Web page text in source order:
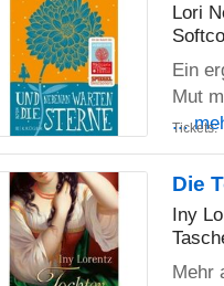
Lori
Ein
Mut
...
Tickets:
Die
Iny
Mehr